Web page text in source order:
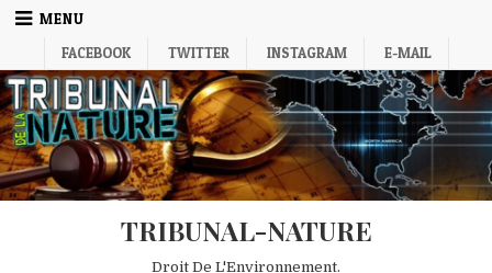
Skip
MENU
FACEBOOK
TWITTER INSTAGRAM E-MAIL
TRIBUNAL-NATURE
Droit De L'Environnement.